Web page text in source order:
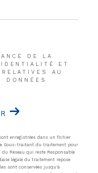
DE LA
ET
AU
DONNÉES
enregistrées dans un fichier
Sous-traitant du traitement pour
Réseau qui reste Responsable
légale du traitement repose
sont conservées jusqu'à